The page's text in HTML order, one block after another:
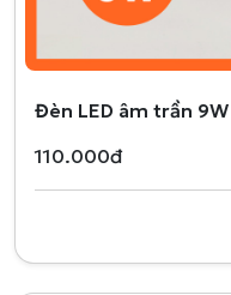
Đèn LED âm trần
110.000đ